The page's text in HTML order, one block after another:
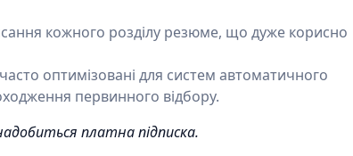
кожного розділу резюме, що дуже корисно
оптимізовані для систем автоматичного
первинного відбору.
платна підписка.